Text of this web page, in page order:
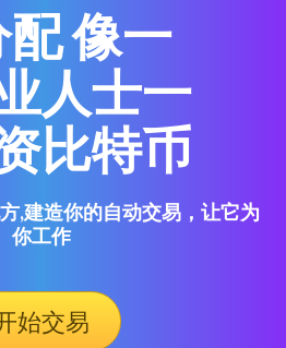
像一
人士一
比特币
,建造你的自动交易，让它为
你工作
始交易